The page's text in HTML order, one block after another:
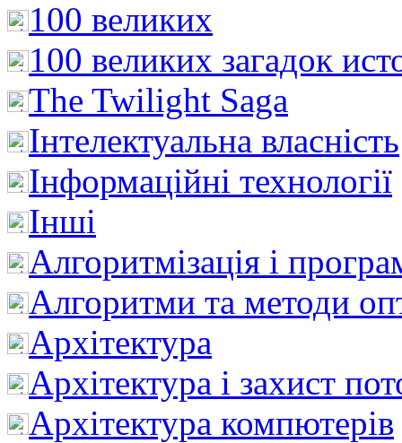
100 великих
100 великих загадок
The Twilight Saga
Інтелектуальна влaсність
Інформаційні технології
Інші
Алгоритмізація і
Алгоритми та методи
Архітектура
Архітектура і захист
Архітектура компютерів